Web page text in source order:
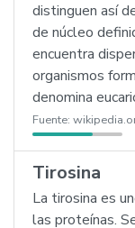
distinguen así
de núcleo
encuentra
organismos
denomina
Fuente:
Tirosina
La tirosina es
las proteínas.